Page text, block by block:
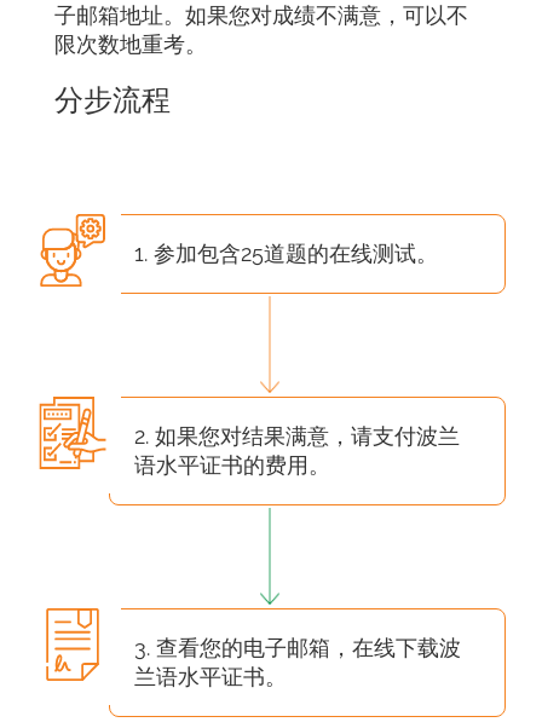
子邮箱地址。如果您对成绩不满意，可以不
限次数地重考。
分步流程
1. 参加包含25道题的在线测试。
2. 如果您对结果满意，请支付波兰
语水平证书的费用。
3. 查看您的电子邮箱，在线下载波
兰语水平证书。